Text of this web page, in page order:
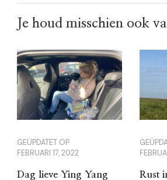
Je houd misschien ook
GEÜPDATET OP
FEBRUARI 17, 2022
Dag lieve Ying Yang Rust